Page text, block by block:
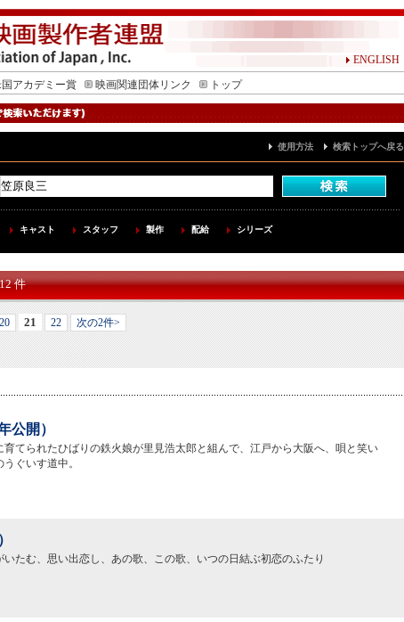
ENGLISH
アカデミー賞 映画関連団体リンク トップ
使用方法 検索トップへ戻る
キャスト スタッフ 製作 配給 シリーズ
件
20 21 22
次の2件>
公開）
てられたひばりの鉄火娘が里見浩太郎と組んで、江戸から大阪へ、唄と笑い
ぐいす道中。
たむ、思い出恋し、あの歌、この歌、いつの日結ぶ初恋のふたり